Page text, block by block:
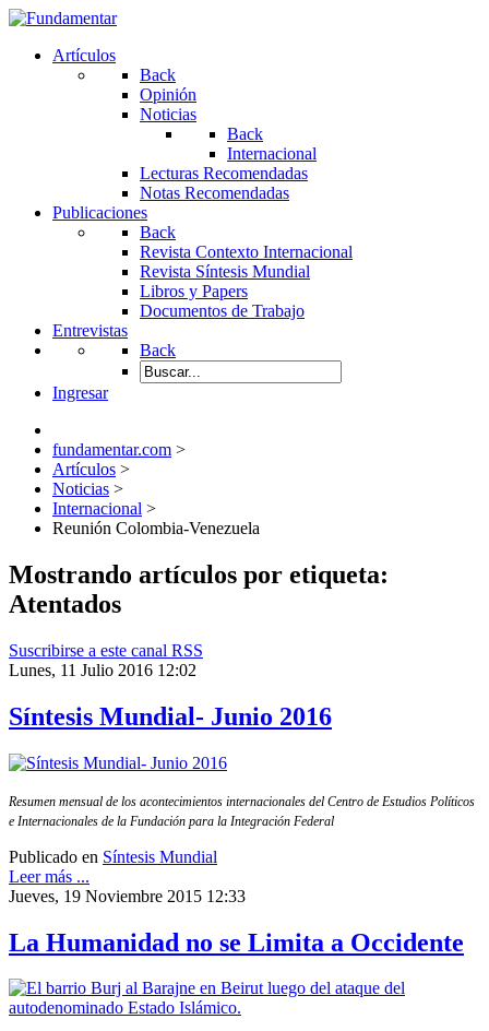
Artículos
Back
Opinión
Noticias
Back
Internacional
Lecturas Recomendadas
Notas Recomendadas
Publicaciones
Back
Revista Contexto Internacional
Revista Síntesis Mundial
Libros y Papers
Documentos de Trabajo
Entrevistas
Back
Ingresar
fundamentar.com >
Artículos >
Noticias >
Internacional >
Reunión Colombia-Venezuela
Mostrando artículos por etiqueta:
Atentados
Suscribirse a este canal RSS
Lunes, 11 Julio 2016 12:02
Síntesis Mundial- Junio 2016
Resumen mensual de los acontecimientos internacionales del Centro de Estudios Políticos
e Internacionales de la Fundación para la Integración Federal
Publicado en Síntesis Mundial
Leer más ...
Jueves, 19 Noviembre 2015 12:33
La Humanidad no se Limita a Occidente